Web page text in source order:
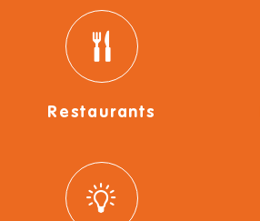
Restaurants